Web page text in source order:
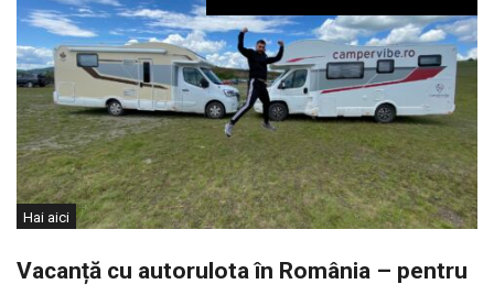
Hai aici
Vacanță cu autorulota în România – pentru